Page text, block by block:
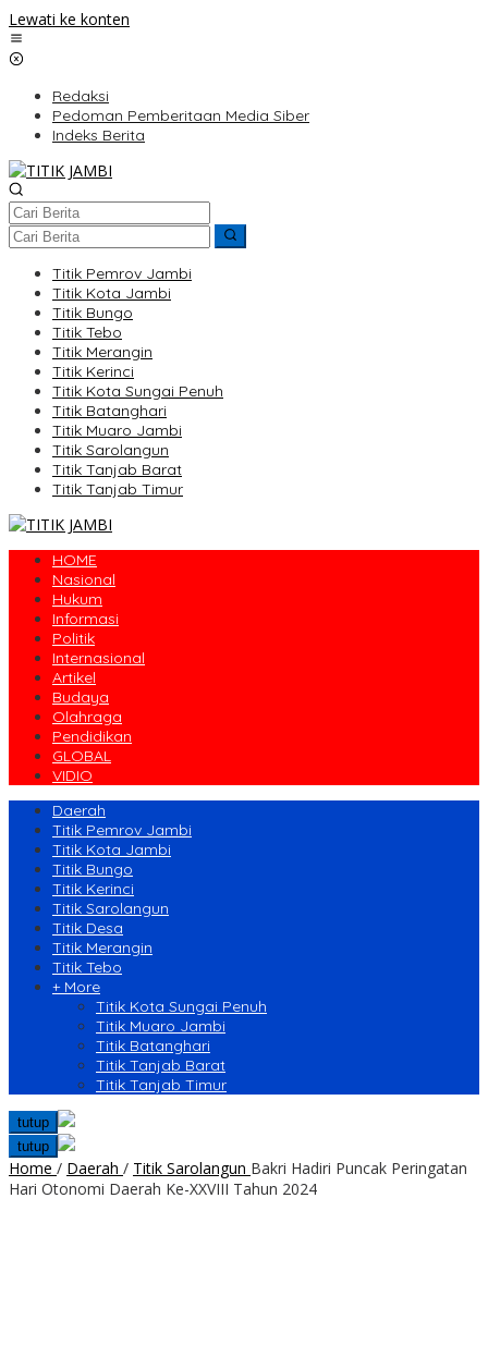
Lewati ke konten
Redaksi
Pedoman Pemberitaan Media Siber
Indeks Berita
Titik Pemrov Jambi
Titik Kota Jambi
Titik Bungo
Titik Tebo
Titik Merangin
Titik Kerinci
Titik Kota Sungai Penuh
Titik Batanghari
Titik Muaro Jambi
Titik Sarolangun
Titik Tanjab Barat
Titik Tanjab Timur
HOME
Nasional
Hukum
Informasi
Politik
Internasional
Artikel
Budaya
Olahraga
Pendidikan
GLOBAL
VIDIO
Daerah
Titik Pemrov Jambi
Titik Kota Jambi
Titik Bungo
Titik Kerinci
Titik Sarolangun
Titik Desa
Titik Merangin
Titik Tebo
+ More
Titik Kota Sungai Penuh
Titik Muaro Jambi
Titik Batanghari
Titik Tanjab Barat
Titik Tanjab Timur
tutup
tutup
Home / Daerah / Titik Sarolangun Bakri Hadiri Puncak Peringatan
Hari Otonomi Daerah Ke-XXVIII Tahun 2024